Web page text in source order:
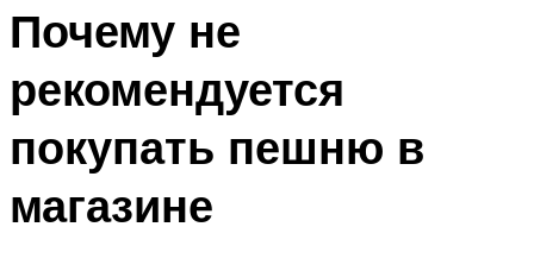
Почему не
рекомендуется
покупать пешню в
магазине